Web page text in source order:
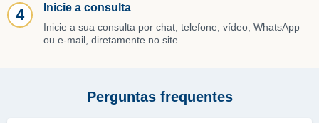
4 Inicie a consulta
Inicie a sua consulta por chat, telefone, vídeo, WhatsApp
ou e-mail, diretamente no site.
Perguntas frequentes